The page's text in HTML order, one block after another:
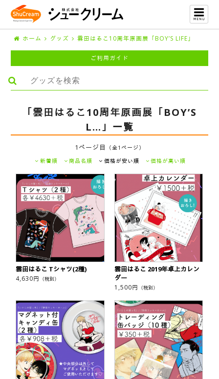
ホーム グッズ 雲田はるこ10周年原画展「BOY’S LIFE」
ご利用ガイド
「雲田はるこ10周年原画展「BOY’S
L…」一覧
1ページ目
（全1ページ）
新着順
商品名順 価格が安い順 価格が高い順
雲田はるこ Tシャツ(2種)
4,630円 （税別）
雲田はるこ 2019年卓上カレン
ダー
1,500円 （税別）